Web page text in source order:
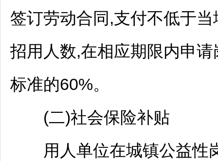
签订劳动合同,支付不低于
招用人数,在相应期限内申
标准的60%。
(二)社会保险补贴
用人单位在城镇公益性